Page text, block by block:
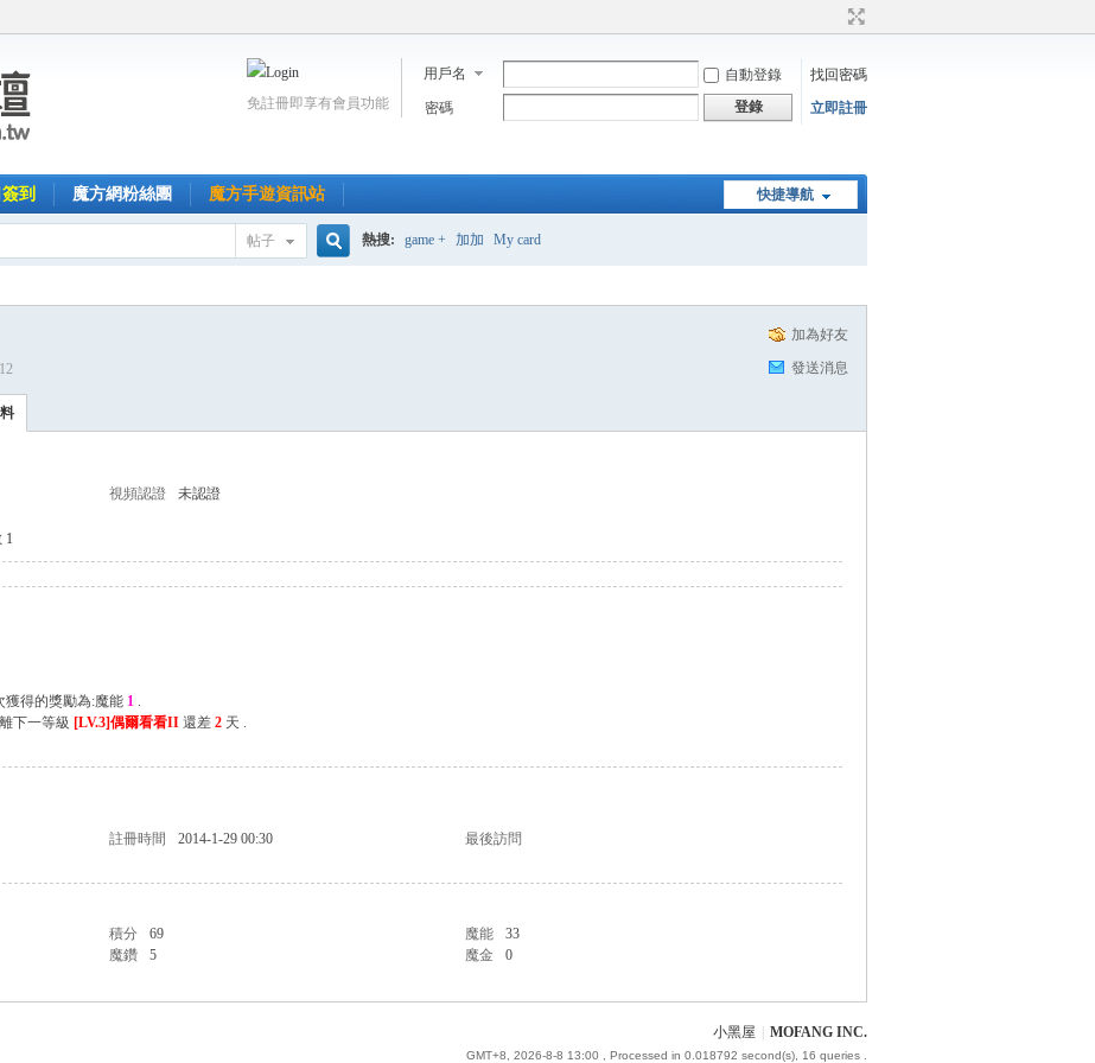
用戶名 自動登錄
找回密碼
密碼
登錄 立即註冊
免註冊即享有會員功能
快捷導航
到 魔方網粉絲團 魔方手遊資訊站
帖子 熱搜: game + 加加 My card
加為好友
發送消息
視頻認證 未認證
1
獲得的獎勵為:魔能 1 .
下一等級 [LV.3]偶爾看看II 還差 2 天 .
註冊時間 2014-1-29 00:30
最後訪問
積分 69 魔能
33
魔鑽 5 魔金 0
小黑屋 MOFANG INC.
GMT+8, 2026-8-8 13:00 , Processed in 0.018792 second(s), 16 queries .